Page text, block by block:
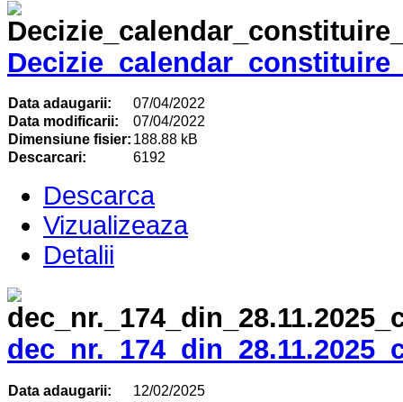
Data adaugarii:
07/04/2022
Data modificarii:
07/04/2022
Dimensiune fisier: 188.88 kB
Descarcari:
6192
Descarca
Vizualizeaza
Detalii
Data adaugarii:
12/02/2025